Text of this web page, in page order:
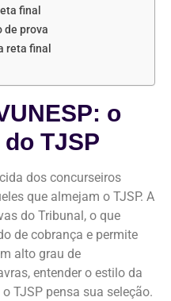
final
de prova
reta final
o
TJSP
dos concurseiros
que almejam o TJSP. A
do Tribunal, o que
de cobrança e permite
alto grau de
entender o estilo da
TJSP pensa sua seleção.